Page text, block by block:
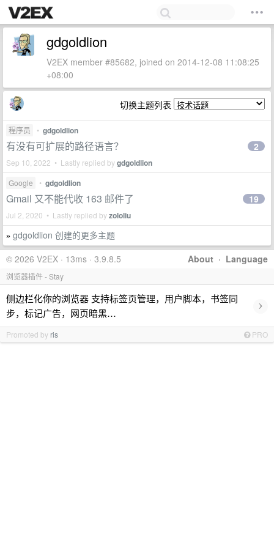
gdgoldlion
V2EX member #85682, joined on 2014-12-08 11:08:25
+08:00
切换主题列表
程序员 • gdgoldlion
有没有可扩展的路径语言？
Sep 10, 2022 • Lastly replied bygdgoldlion
2
Google • gdgoldlion
Gmail 又不能代收 163 邮件了
Jul 2, 2020 • Lastly replied byzololiu
19
» gdgoldlion 创建的更多主题
About · Language
© 2026 V2EX · 13ms · 3.9.8.5
浏览器插件 - Stay
侧边栏化你的浏览器 支持标签页管理，用户脚本，书签同
步，标记广告，网页暗黑…
›
Promoted by ris PRO